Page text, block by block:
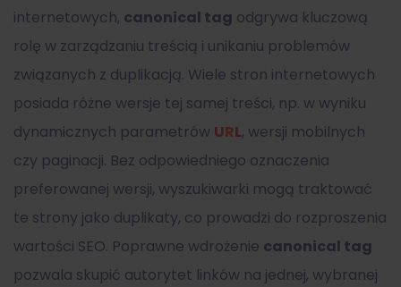
internetowych, canonical tag odgrywa kluczową
rolę w zarządzaniu treścią i unikaniu problemów
związanych z duplikacją. Wiele stron internetowych
posiada różne wersje tej samej treści, np. w wyniku
dynamicznych parametrów URL, wersji mobilnych
czy paginacji. Bez odpowiedniego oznaczenia
preferowanej wersji, wyszukiwarki mogą traktować
te strony jako duplikaty, co prowadzi do rozproszenia
wartości SEO. Poprawne wdrożenie canonical tag
pozwala skupić autorytet linków na jednej, wybranej